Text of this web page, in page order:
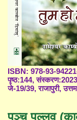
ISBN: 978-93-
पृष्ठ:144,
जे-19/39, राजापुरी,
पञ्च पल्लव